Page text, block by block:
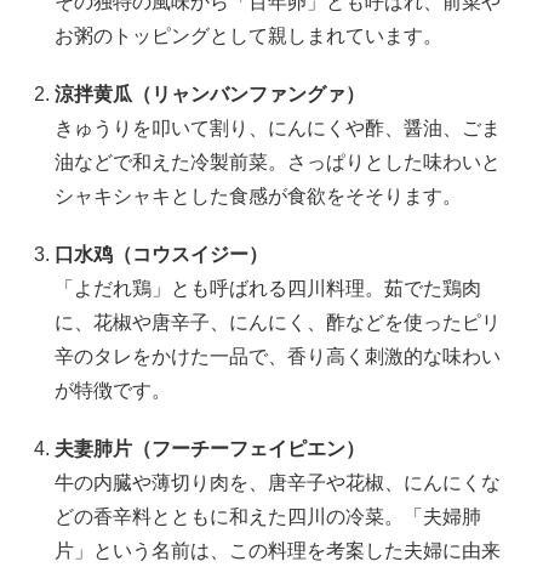
お粥のトッピングとして親しまれています。
涼拌黄瓜（リャンバンファングァ）
きゅうりを叩いて割り、にんにくや酢、醤油、ごま
油などで和えた冷製前菜。さっぱりとした味わいと
シャキシャキとした食感が食欲をそそります。
口水鸡（コウスイジー）
「よだれ鶏」とも呼ばれる四川料理。茹でた鶏肉
に、花椒や唐辛子、にんにく、酢などを使ったピリ
辛のタレをかけた一品で、香り高く刺激的な味わい
が特徴です。
夫妻肺片（フーチーフェイピエン）
牛の内臓や薄切り肉を、唐辛子や花椒、にんにくな
どの香辛料とともに和えた四川の冷菜。「夫婦肺
片」という名前は、この料理を考案した夫婦に由来